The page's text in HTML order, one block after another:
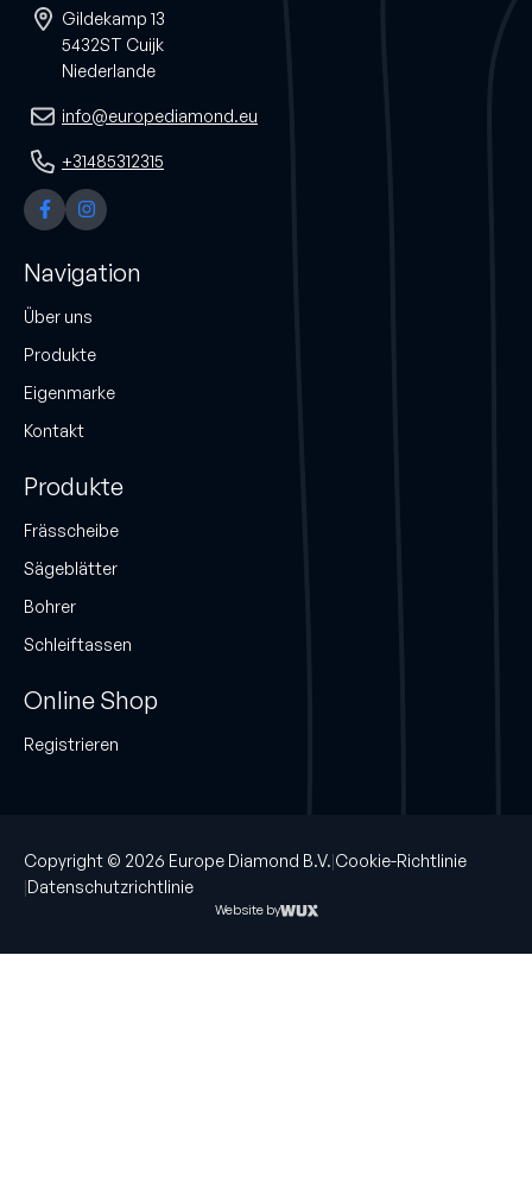
Gildekamp 13
5432ST Cuijk
Niederlande
info@europediamond.eu
+31485312315
Navigation
Über uns
Produkte
Eigenmarke
Kontakt
Produkte
Frässcheibe
Sägeblätter
Bohrer
Schleiftassen
Online Shop
Registrieren
Copyright © 2026 Europe Diamond B.V. Cookie-Richtlinie
Datenschutzrichtlinie
Website by